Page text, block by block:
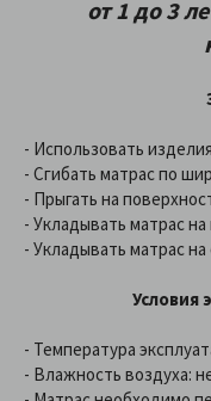
от 1 до 3
- Использовать
- Сгибать матрас по
- Прыгать на
- Укладывать матрас
- Укладывать матрас
Условия
- Температура
- Влажность воздуха: